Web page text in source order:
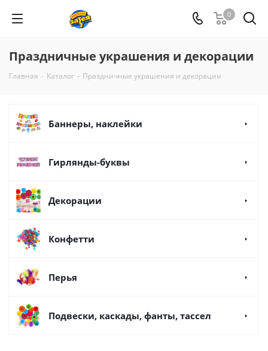
0
Праздничные украшения и декорации
Главная - Каталог - Праздничные украшения и декорации
Баннеры, наклейки
Гирлянды-буквы
Декорации
Конфетти
Перья
Подвески, каскады, фанты, тассел